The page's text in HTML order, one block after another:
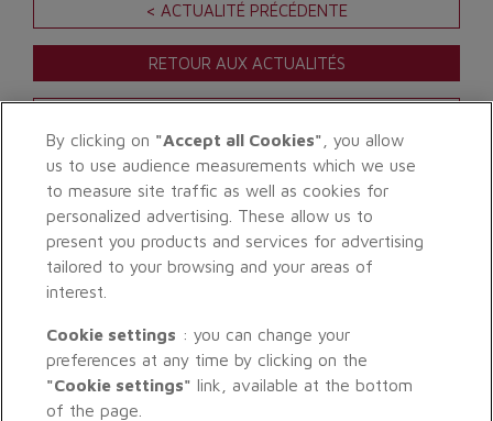
< ACTUALITÉ PRÉCÉDENTE
RETOUR AUX ACTUALITÉS
By clicking on "Accept all Cookies" , you allow
us to use audience measurements which we use
to measure site traffic as well as cookies for
personalized advertising. These allow us to
present you products and services for advertising
tailored to your browsing and your areas of
interest.
Cookie settings : you can change your
preferences at any time by clicking on the
"Cookie settings" link, available at the bottom
of the page.